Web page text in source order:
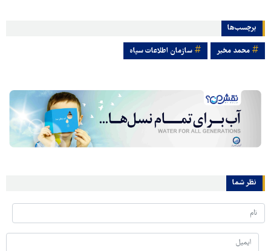
برچسب‌ها
محمد مخبر سازمان اطلاعات سپاه
نظر شما